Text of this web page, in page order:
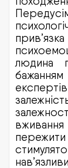
людина